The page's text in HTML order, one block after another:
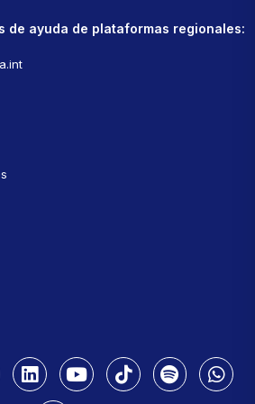
de ayuda de plataformas regionales: